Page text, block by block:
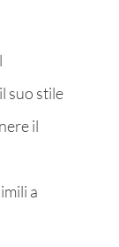
suo stile
il
a